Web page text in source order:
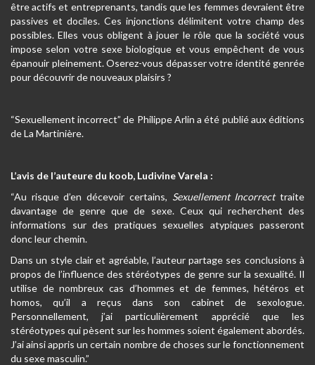
être actifs et entreprenants, tandis que les femmes devraient être
passives et dociles. Ces injonctions délimitent votre champ des
possibles. Elles vous obligent à jouer le rôle que la société vous
impose selon votre sexe biologique et vous empêchent de vous
épanouir pleinement. Oserez-vous dépasser votre identité genrée
pour découvrir de nouveaux plaisirs ?
“Sexuellement incorrect” de Philippe Arlin a été publié aux éditions
de La Martinière.
L’avis de l’auteure du koob, Ludivine Varela :
“Au risque d’en décevoir certains, Sexuellement Incorrecttraite
davantage de genre que de sexe. Ceux qui recherchent des
informations sur des pratiques sexuelles atypiques passeront
donc leur chemin.
Dans un style clair et agréable, l’auteur partage ses conclusions à
propos de l’influence des stéréotypes de genre sur la sexualité. Il
utilise de nombreux cas d’hommes et de femmes, hétéros et
homos, qu’il a reçus dans son cabinet de sexologue.
Personnellement, j’ai particulièrement apprécié que les
stéréotypes qui pèsent sur les hommes soient également abordés.
J’ai ainsi appris un certain nombre de choses sur le fonctionnement
du sexe masculin.”